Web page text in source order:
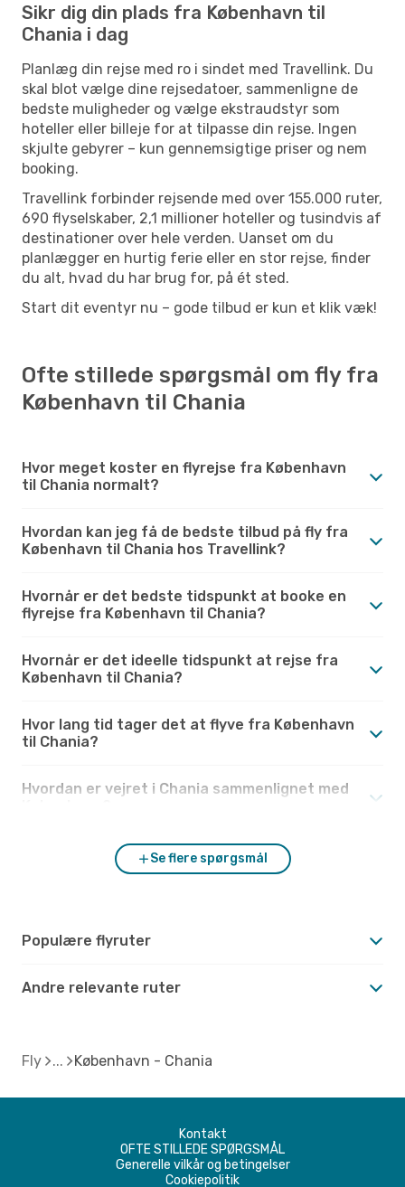
Sikr dig din plads fra København til
Chania i dag
Planlæg din rejse med ro i sindet med Travellink. Du
skal blot vælge dine rejsedatoer, sammenligne de
bedste muligheder og vælge ekstraudstyr som
hoteller eller billeje for at tilpasse din rejse. Ingen
skjulte gebyrer – kun gennemsigtige priser og nem
booking.
Travellink forbinder rejsende med over 155.000 ruter,
690 flyselskaber, 2,1 millioner hoteller og tusindvis af
destinationer over hele verden. Uanset om du
planlægger en hurtig ferie eller en stor rejse, finder
du alt, hvad du har brug for, på ét sted.
Start dit eventyr nu – gode tilbud er kun et klik væk!
Ofte stillede spørgsmål om fly fra
København til Chania
Hvor meget koster en flyrejse fra København
til Chania normalt?
Hvordan kan jeg få de bedste tilbud på fly fra
København til Chania hos Travellink?
Hvornår er det bedste tidspunkt at booke en
flyrejse fra København til Chania?
Hvornår er det ideelle tidspunkt at rejse fra
København til Chania?
Hvor lang tid tager det at flyve fra København
til Chania?
Hvordan er vejret i Chania sammenlignet med
Se flere spørgsmål
Populære flyruter
Andre relevante ruter
Fly København - Chania
Kontakt
OFTE STILLEDE SPØRGSMÅL
Generelle vilkår og betingelser
Cookiepolitik